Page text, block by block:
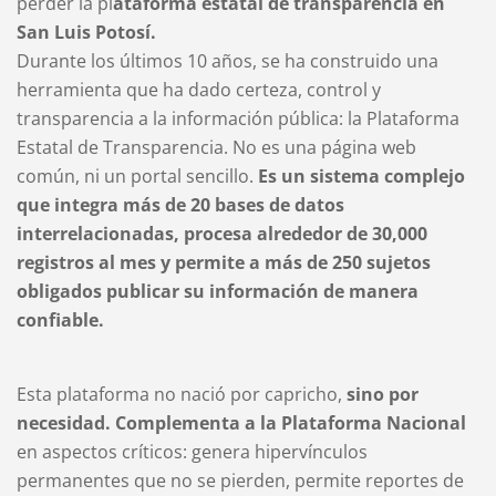
San Luis Potosí.
Durante los últimos 10 años, se ha construido una
herramienta que ha dado certeza, control y
transparencia a la información pública: la Plataforma
Estatal de Transparencia. No es una página web
común, ni un portal sencillo. Es un sistema complejo
que integra más de 20 bases de datos
interrelacionadas, procesa alrededor de 30,000
registros al mes y permite a más de 250 sujetos
obligados publicar su información de manera
confiable.
Esta plataforma no nació por capricho, sino por
necesidad. Complementa a la Plataforma Nacional
en aspectos críticos: genera hipervínculos
permanentes que no se pierden, permite reportes de